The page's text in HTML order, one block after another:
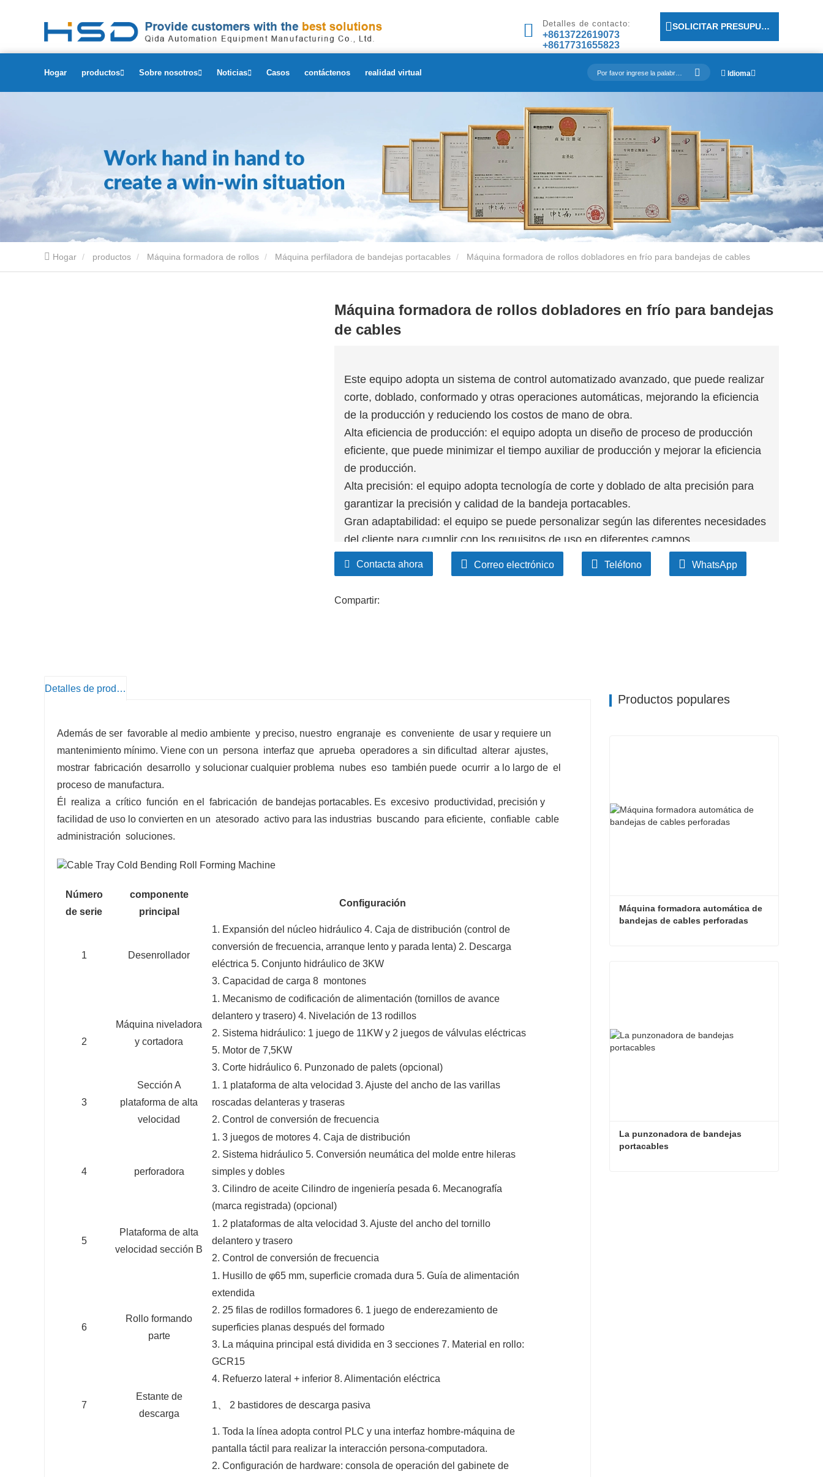
Detalles de contacto:
+8613722619073
+8617731655823
SOLICITAR PRESUPUESTO
Hogar productos Sobre nosotros Noticias Casos contáctenos realidad virtual Idioma
Hogar productos Máquina formadora de rollos Máquina perfiladora de bandejas portacables Máquina formadora de rollos dobladores en frío para bandejas de cables
Máquina formadora de rollos dobladores en frío para bandejas
de cables
Este equipo adopta un sistema de control automatizado avanzado, que puede realizar
corte, doblado, conformado y otras operaciones automáticas, mejorando la eficiencia
de la producción y reduciendo los costos de mano de obra.
Alta eficiencia de producción: el equipo adopta un diseño de proceso de producción
eficiente, que puede minimizar el tiempo auxiliar de producción y mejorar la eficiencia
de producción.
Alta precisión: el equipo adopta tecnología de corte y doblado de alta precisión para
garantizar la precisión y calidad de la bandeja portacables.
Gran adaptabilidad: el equipo se puede personalizar según las diferentes necesidades
del cliente para cumplir con los requisitos de uso en diferentes campos.
Fácil mantenimiento: El equipo adopta un diseño modular, lo que hace que el
mantenimiento y la conservación sean más convenientes y rápidos.
Contacta ahora Correo electrónico Teléfono WhatsApp
Compartir:
Detalles de producto
Además de ser favorable al medio ambiente y preciso, nuestro engranaje es conveniente de usar y requiere un
mantenimiento mínimo. Viene con un persona interfaz que aprueba operadores a sin dificultad alterar ajustes,
mostrar fabricación desarrollo y solucionar cualquier problema nubes eso también puede ocurrir a lo largo de el
proceso de manufactura.
Él
realiza a crítico función en el fabricación de bandejas portacables. Es excesivo productividad, precisión y
facilidad de uso lo convierten en un atesorado activo para las industrias buscando para eficiente, confiable cable
administración soluciones.
Número
de serie
componente
principal
Configuración
1 Desenrollador
1. Expansión del núcleo hidráulico 4. Caja de distribución (control de
conversión de frecuencia, arranque lento y parada lenta) 2. Descarga
eléctrica 5. Conjunto hidráulico de 3KW
3. Capacidad de carga 8 montones
2
Máquina niveladora
y cortadora
1. Mecanismo de codificación de alimentación (tornillos de avance
delantero y trasero) 4. Nivelación de 13 rodillos
2. Sistema hidráulico: 1 juego de 11KW y 2 juegos de válvulas eléctricas
5. Motor de 7,5KW
3. Corte hidráulico 6. Punzonado de palets (opcional)
3
Sección A
plataforma de alta
velocidad
1. 1 plataforma de alta velocidad 3. Ajuste del ancho de las varillas
roscadas delanteras y traseras
2. Control de conversión de frecuencia
4 perforadora
1. 3 juegos de motores 4. Caja de distribución
2. Sistema hidráulico 5. Conversión neumática del molde entre hileras
simples y dobles
3. Cilindro de aceite Cilindro de ingeniería pesada 6. Mecanografía
(marca registrada) (opcional)
5
Plataforma de alta
velocidad sección B
1. 2 plataformas de alta velocidad 3. Ajuste del ancho del tornillo
delantero y trasero
2. Control de conversión de frecuencia
6
Rollo formando
parte
1. Husillo de φ65 mm, superficie cromada dura 5. Guía de alimentación
extendida
2. 25 filas de rodillos formadores 6. 1 juego de enderezamiento de
superficies planas después del formado
3. La máquina principal está dividida en 3 secciones 7. Material en rollo:
GCR15
4. Refuerzo lateral + inferior 8. Alimentación eléctrica
7
Estante de
descarga
1、 2 bastidores de descarga pasiva
1. Toda la línea adopta control PLC y una interfaz hombre-máquina de
pantalla táctil para realizar la interacción persona-computadora.
2. Configuración de hardware: consola de operación del gabinete de
Productos populares
Máquina formadora automática de
bandejas de cables perforadas
La punzonadora de bandejas
portacables